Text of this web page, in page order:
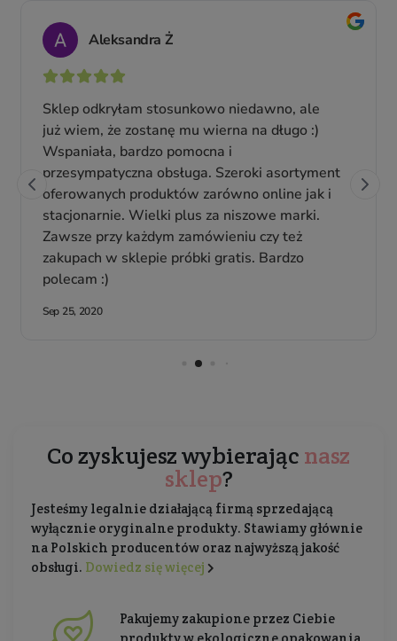
Co zyskujesz wybierając nasz
sklep?
Jesteśmy legalnie działającą firmą sprzedającą
wyłącznie oryginalne produkty. Stawiamy głównie
na Polskich producentów oraz najwyższą jakość
obsługi. Dowiedz się więcej
Pakujemy zakupione przez Ciebie